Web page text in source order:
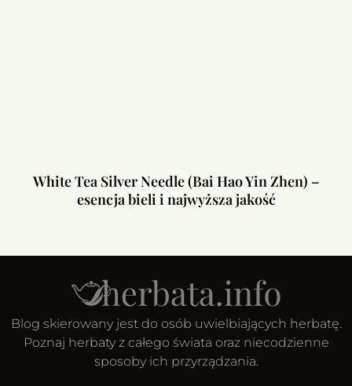
White Tea Silver Needle (Bai Hao Yin Zhen) –
esencja bieli i najwyższa jakość
Blog skierowany jest do osób uwielbiających herbatę.
Poznaj herbaty z całego świata oraz niecodzienne
sposoby ich przyrządzania.